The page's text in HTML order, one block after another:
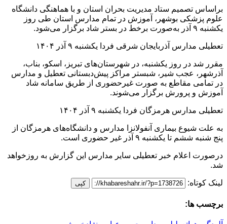
براساس تصمیم ستاد مدیریت بحران استان و با هماهنگی دانشگاه
علوم پزشکی بوشهر، آموزش در تمام مدارس استان طی روز
یکشنبه ۹ آذر به‌صورت برخط در بستر شاد برگزار می‌شود.
تعطیلی مدارس آذربایجان شرقی فردا یکشنبه ۹ آذر ۱۴۰۴
مقرر شد در روز یکشنبه، در شهرستان‌های تبریز، اسکو، بناب،
آذرشهر، عجب شیر، شبستر مراکز پیش‌دبستانی تعطیل و مدارس
در تمامی مقاطع به صورت غیرحضوری از طریق سامانه شاد
آموزش و پرورش برگزار می‌شوند.
تعطیلی مدارس هرمزگان فردا یکشنبه ۹ آذر ۱۴۰۴
به علت شیوع بیماری آنفولانزا مدارس و دانشگاه‌های هرمزگان از
پنج شنبه ششم تا یکشنبه ۹ آذر غیر حضوری است.
درصورت اعلام خبر تعطیلی سایر مدارس این گزارش به روزخواهد
شد.
لینک کوتاه: کپی
برچسب ها: